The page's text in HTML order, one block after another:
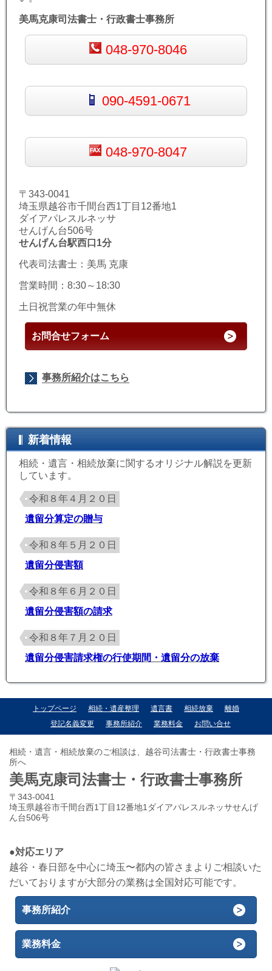
美馬克康司法書士・行政書士事務所
048-970-8046
090-4591-0671
048-970-8047
〒343-0041
埼玉県越谷市千間台西1丁目12番地1
ダイアパレスルネッサ
せんげん台506号
せんげん台駅西口1分
代表司法書士：美馬 克康
営業時間：8:30～18:30
土日祝営業の年中無休
お問合せフォーム
事務所紹介はこちら
新着情報
相続・遺言・相続放棄に関するオリジナル解説を更新
しています。
令和８年４月２０日
遺留分算定の贈与
令和８年５月２０日
遺留分侵害額
令和８年６月２０日
遺留分侵害額の請求
令和８年７月２０日
遺留分侵害請求権の行使期間・遺留分の放棄
トップページ 相続・遺産整理 遺言書 相続放棄
離婚
登記名義変更
事務所紹介 業務料金 お問い合せ
相続・遺言・相続放棄のご相談は、越谷司法書士・行政書士事務
所へ
美馬克康司法書士・行政書士事務所
〒343-0041
埼玉県越谷市千間台西1丁目12番地1ダイアパレスルネッサせんげ
ん台506号
●対応エリア
越谷・春日部を中心に埼玉〜都内の皆さまよりご相談いた
だいておりますが大部分の業務は全国対応可能です。
事務所紹介
業務料金